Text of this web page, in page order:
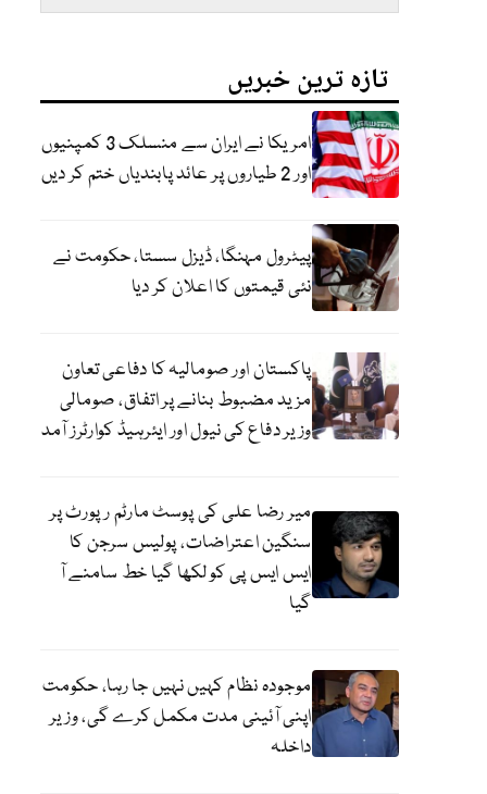
تازہ ترین خبریں
امریکا نے ایران سے منسلک 3 کمپنیوں
اور 2 طیاروں پر عائد پابندیاں ختم کر دیں
پیٹرول مہنگا، ڈیزل سستا، حکومت نے
نئی قیمتوں کا اعلان کر دیا
پاکستان اور صومالیہ کا دفاعی تعاون
مزید مضبوط بنانے پر اتفاق، صومالی
وزیر دفاع کی نیول اور ایئرہیڈ کوارٹرز آمد
میر رضا علی کی پوسٹ مارٹم رپورٹ پر
سنگین اعتراضات، پولیس سرجن کا
ایس ایس پی کو لکھا گیا خط سامنے آ
گیا
موجودہ نظام کہیں نہیں جا رہا، حکومت
اپنی آئینی مدت مکمل کرے گی، وزیر
داخلہ